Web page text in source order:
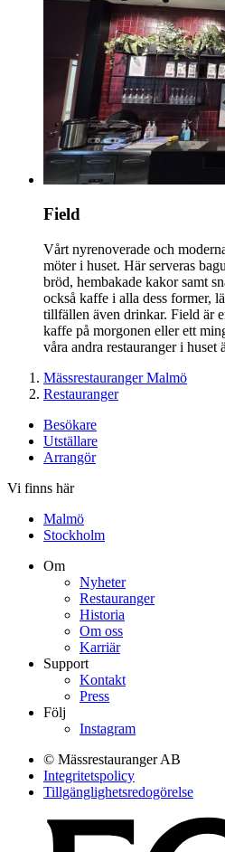
Field
Vårt nyrenoverade och
möter i huset. Här serveras
bröd, hembakade kakor samt
också kaffe i alla dess former,
tillfällen även drinkar. Field är
kaffe på morgonen eller ett
våra andra restauranger i
Mässrestauranger Malmö
Restauranger
Besökare
Utställare
Arrangör
Vi finns här
Malmö
Stockholm
Om
Nyheter
Restauranger
Historia
Om oss
Karriär
Support
Kontakt
Press
Följ
Instagram
© Mässrestauranger AB
Integritetspolicy
Tillgänglighetsredogörelse